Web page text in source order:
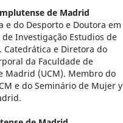
de Madrid
e do Desporto e Doutora em
Investigação Estudios de
Catedrática e Diretora do
da Faculdade de
Madrid (UCM). Membro do
e do Seminário de Mujer y